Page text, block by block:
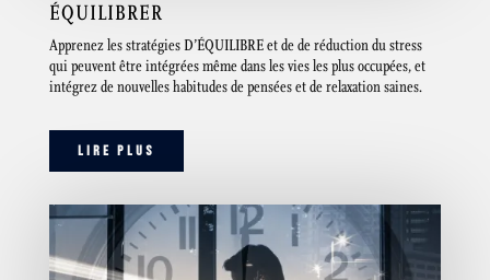
ÉQUILIBRER
Apprenez les stratégies D’ÉQUILIBRE et de de réduction du stress
qui peuvent être intégrées même dans les vies les plus occupées, et
intégrez de nouvelles habitudes de pensées et de relaxation saines.
LIRE PLUS